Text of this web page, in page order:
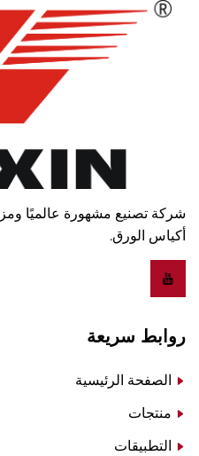
شركة تصنيع مشهورة عالميًا
أكياس الورق.
روابط سريعة
الصفحة الرئيسية
منتجات
التطبيقات